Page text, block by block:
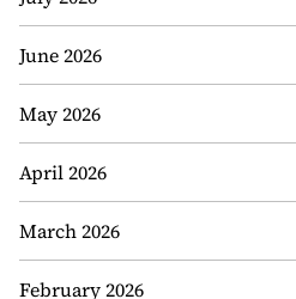
June 2026
May 2026
April 2026
March 2026
February 2026